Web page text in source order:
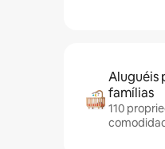
Aluguéis
famílias
110